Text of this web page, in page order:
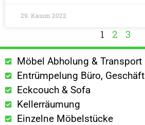
29. Kasım 2022
1 2 3
Möbel Abholung & Transport
Entrümpelung Büro, Geschäft
Eckcouch & Sofa
Kellerräumung
Einzelne Möbelstücke